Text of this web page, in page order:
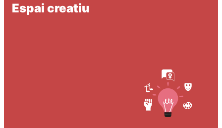
Espai creatiu